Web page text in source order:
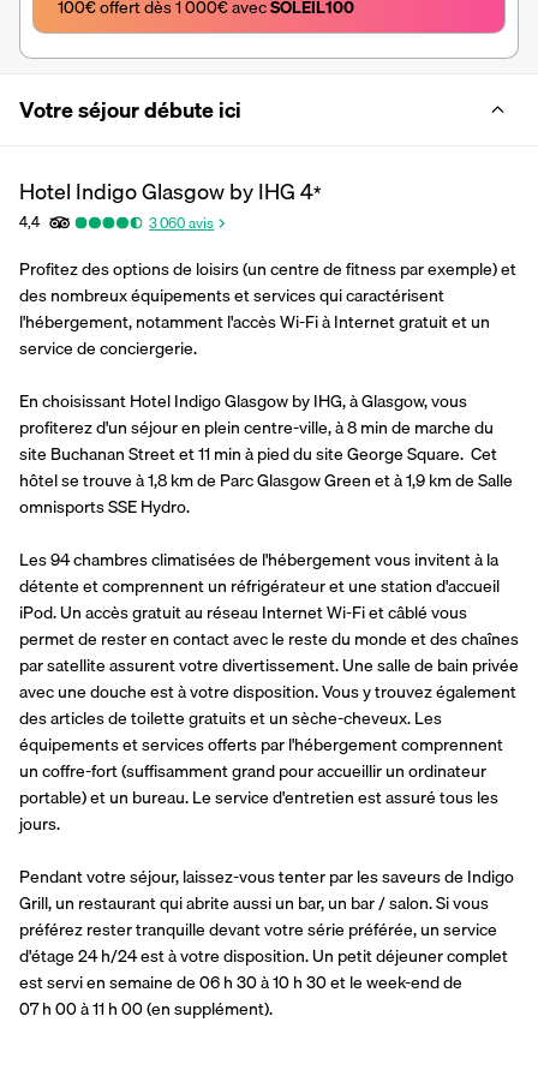
100€ offert dès 1 000€ avec SOLEIL100
Votre séjour débute ici
Hotel Indigo Glasgow by IHG4*
4,4 3 060avis
Profitez des options de loisirs (un centre de fitness par exemple) et
des nombreux équipements et services qui caractérisent
l'hébergement, notamment l'accès Wi-Fi à Internet gratuit et un
service de conciergerie.
En choisissant Hotel Indigo Glasgow by IHG, à Glasgow, vous
profiterez d'un séjour en plein centre-ville, à 8 min de marche du
site Buchanan Street et 11 min à pied du site George Square.  Cet
hôtel se trouve à 1,8 km de Parc Glasgow Green et à 1,9 km de Salle
omnisports SSE Hydro.
Les 94 chambres climatisées de l'hébergement vous invitent à la
détente et comprennent un réfrigérateur et une station d'accueil
iPod. Un accès gratuit au réseau Internet Wi-Fi et câblé vous
permet de rester en contact avec le reste du monde et des chaînes
par satellite assurent votre divertissement. Une salle de bain privée
avec une douche est à votre disposition. Vous y trouvez également
des articles de toilette gratuits et un sèche-cheveux. Les
équipements et services offerts par l'hébergement comprennent
un coffre-fort (suffisamment grand pour accueillir un ordinateur
portable) et un bureau. Le service d'entretien est assuré tous les
jours.
Pendant votre séjour, laissez-vous tenter par les saveurs de Indigo
Grill, un restaurant qui abrite aussi un bar, un bar / salon. Si vous
préférez rester tranquille devant votre série préférée, un service
d'étage 24 h/24 est à votre disposition. Un petit déjeuner complet
est servi en semaine de 06 h 30 à 10 h 30 et le week-end de
07 h 00 à 11 h 00 (en supplément).